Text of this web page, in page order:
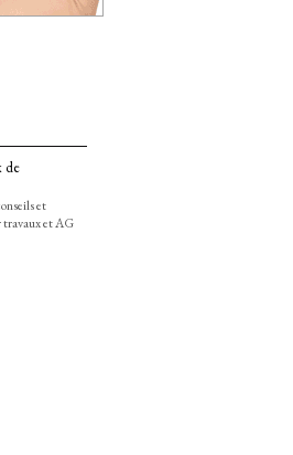
de
et
travaux et AG